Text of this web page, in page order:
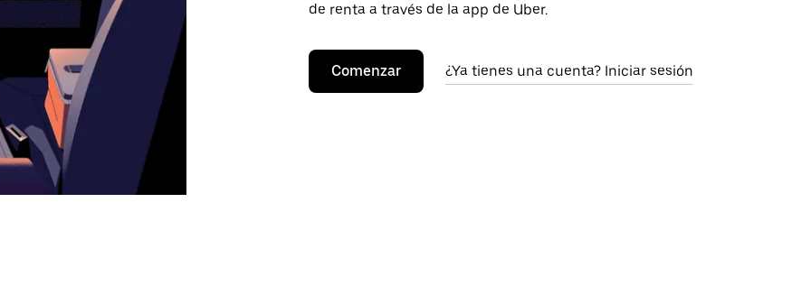
de renta a través de la app de Uber.
Comenzar ¿Ya tienes una cuenta? Iniciar sesión